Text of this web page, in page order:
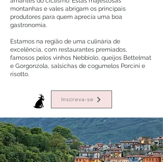
montanhas e vales abrigam os principais
produtores para quem aprecia uma boa
gastronomia.
Estamos na região de uma culinária de
excelência, com restaurantes premiados,
famosos pelos vinhos Nebbiolo, queijos Bettelmat
e Gorgonzola, salsichas de cogumelos Porcini e
risotto.
Inscreva-se